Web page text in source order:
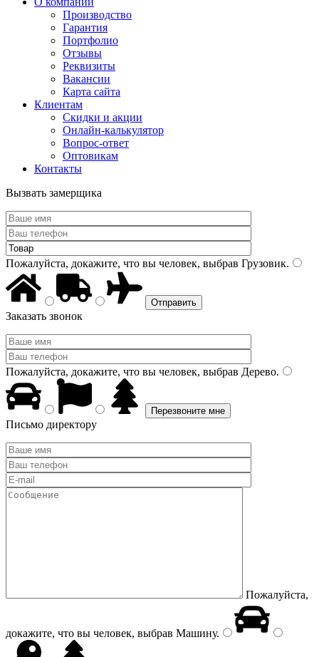
Производство
Гарантия
Портфолио
Отзывы
Реквизиты
Вакансии
Карта сайта
Клиентам
Скидки и акции
Онлайн-калькулятор
Вопрос-ответ
Оптовикам
Контакты
Вызвать замерщика
Пожалуйста, докажите, что вы человек, выбрав Грузовик.
Заказать звонок
Пожалуйста, докажите, что вы человек, выбрав Дерево.
Письмо директору
Пожалуйста,
докажите, что вы человек, выбрав Машину.